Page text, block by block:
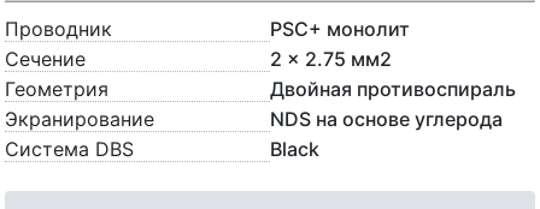
Проводник
PSC+ монолит
Сечение
2 x 2.75 мм2
Геометрия
Двойная противоспираль
Экранирование
NDS на основе углерода
Система DBS
Black